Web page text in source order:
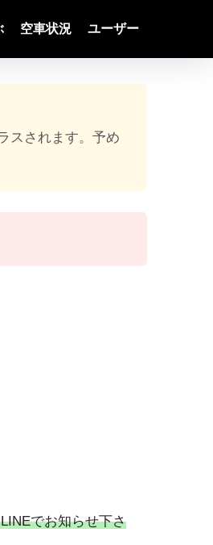
空車状況 ユーザー
スされます。予め
でお知らせ下さ